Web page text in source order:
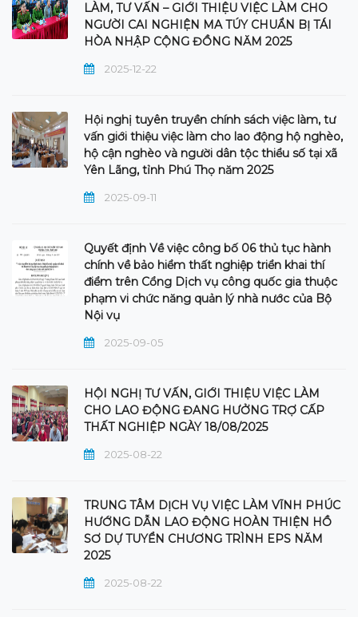
LÀM, TƯ VẤN – GIỚI THIỆU VIỆC LÀM CHO
NGƯỜI CAI NGHIỆN MA TÚY CHUẨN BỊ TÁI
HÒA NHẬP CỘNG ĐỒNG NĂM 2025
2025-12-22
Hội nghị tuyên truyền chính sách việc làm, tư
vấn giới thiệu việc làm cho lao động hộ nghèo,
hộ cận nghèo và người dân tộc thiểu số tại xã
Yên Lãng, tỉnh Phú Thọ năm 2025
2025-09-11
Quyết định Về việc công bố 06 thủ tục hành
chính về bảo hiểm thất nghiệp triển khai thí
điểm trên Cổng Dịch vụ công quốc gia thuộc
phạm vi chức năng quản lý nhà nước của Bộ
Nội vụ
2025-09-05
HỘI NGHỊ TƯ VẤN, GIỚI THIỆU VIỆC LÀM
CHO LAO ĐỘNG ĐANG HƯỞNG TRỢ CẤP
THẤT NGHIỆP NGÀY 18/08/2025
2025-08-22
TRUNG TÂM DỊCH VỤ VIỆC LÀM VĨNH PHÚC
HƯỚNG DẪN LAO ĐỘNG HOÀN THIỆN HỒ
SƠ DỰ TUYỂN CHƯƠNG TRÌNH EPS NĂM
2025
2025-08-22